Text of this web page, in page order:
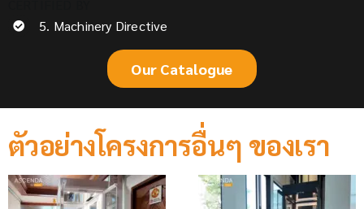
5. Machinery Directive
Our Catalogue
ตัวอย่างโครงการอื่นๆ ของเรา